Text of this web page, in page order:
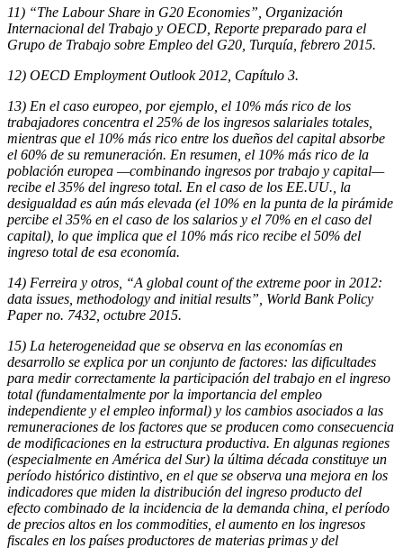
11) “The Labour Share in G20 Economies”, Organización
Internacional del Trabajo y OECD, Reporte preparado para el
Grupo de Trabajo sobre Empleo del G20, Turquía, febrero 2015.
12) OECD Employment Outlook 2012, Capítulo 3.
13) En el caso europeo, por ejemplo, el 10% más rico de los
trabajadores concentra el 25% de los ingresos salariales totales,
mientras que el 10% más rico entre los dueños del capital absorbe
el 60% de su remuneración. En resumen, el 10% más rico de la
población europea —combinando ingresos por trabajo y capital—
recibe el 35% del ingreso total. En el caso de los EE.UU., la
desigualdad es aún más elevada (el 10% en la punta de la pirámide
percibe el 35% en el caso de los salarios y el 70% en el caso del
capital), lo que implica que el 10% más rico recibe el 50% del
ingreso total de esa economía.
14) Ferreira y otros, “A global count of the extreme poor in 2012:
data issues, methodology and initial results”, World Bank Policy
Paper no. 7432, octubre 2015.
15) La heterogeneidad que se observa en las economías en
desarrollo se explica por un conjunto de factores: las dificultades
para medir correctamente la participación del trabajo en el ingreso
total (fundamentalmente por la importancia del empleo
independiente y el empleo informal) y los cambios asociados a las
remuneraciones de los factores que se producen como consecuencia
de modificaciones en la estructura productiva. En algunas regiones
(especialmente en América del Sur) la última década constituye un
período histórico distintivo, en el que se observa una mejora en los
indicadores que miden la distribución del ingreso producto del
efecto combinado de la incidencia de la demanda china, el período
de precios altos en los commodities, el aumento en los ingresos
fiscales en los países productores de materias primas y del